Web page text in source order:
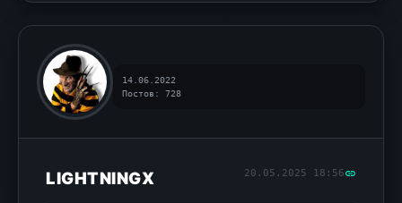
14.06.2022
Постов: 728
LIGHTNINGX 20.05.2025 18:56